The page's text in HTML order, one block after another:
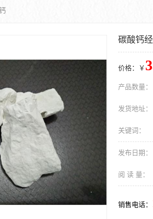
碳酸钙
价格：￥
产品数量：
发货地址：
关键词：
发布日期：
阅 读 量：
销售电话：